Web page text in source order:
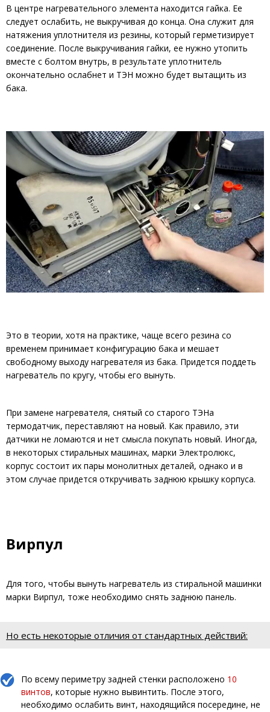
В центре нагревательного элемента находится гайка. Ее
следует ослабить, не выкручивая до конца. Она служит для
натяжения уплотнителя из резины, который герметизирует
соединение. После выкручивания гайки, ее нужно утопить
вместе с болтом внутрь, в результате уплотнитель
окончательно ослабнет и ТЭН можно будет вытащить из
бака.
Это в теории, хотя на практике, чаще всего резина со
временем принимает конфигурацию бака и мешает
свободному выходу нагревателя из бака. Придется поддеть
нагреватель по кругу, чтобы его вынуть.
При замене нагревателя, снятый со старого ТЭНа
термодатчик, переставляют на новый. Как правило, эти
датчики не ломаются и нет смысла покупать новый. Иногда,
в некоторых стиральных машинах, марки Электролюкс,
корпус состоит их пары монолитных деталей, однако и в
этом случае придется откручивать заднюю крышку корпуса.
Вирпул
Для того, чтобы вынуть нагреватель из стиральной машинки
марки Вирпул, тоже необходимо снять заднюю панель.
Но есть некоторые отличия от стандартных действий:
По всему периметру задней стенки расположено 10
винтов, которые нужно вывинтить. После этого,
необходимо ослабить винт, находящийся посередине, не